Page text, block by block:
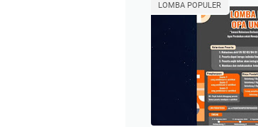
LOMBA POPULER